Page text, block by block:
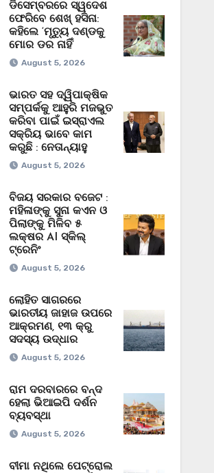
ଡିସେମ୍ବରରେ ସ୍ୱଦେଶ
ଫେରିବେ ଶେଖ୍ ହସିନା:
କହିଲେ ‘ମୃତ୍ୟୁ ଦଣ୍ଡକୁ
ମୋର ଡର ନାହିଁ’
August 5, 2026
ଭାରତ ସହ ଦ୍ୱିପାକ୍ଷିକ
ସମ୍ପର୍କକୁ ଆହୁରି ମଜଭୁତ
କରିବା ପାଇଁ ଇସ୍ରାଏଲ
ସକ୍ରିୟ ଭାବେ କାମ
କରୁଛି : ନେତାନ୍ୟାହୁ
August 5, 2026
ବିଜୟ ସରକାର ବଜେଟ :
ମହିଳାଙ୍କୁ ସୁନା କଏନ ଓ
ପିଲାଙ୍କୁ ମିଳିବ ୫
ଲକ୍ଷର AI ସ୍କିଲ୍
ଟ୍ରେନିଂ
August 5, 2026
ଲୋହିତ ସାଗରରେ
ଭାରତୀୟ ଜାହାଜ ଉପରେ
ଆକ୍ରମଣ, ୧୩ କ୍ରୁ
ସଦସ୍ୟ ଉଦ୍ଧାର
August 5, 2026
ରାମ ଦରବାରରେ ବନ୍ଦ
ହେଲା ଭିଆଇପି ଦର୍ଶନ
ବ୍ୟବସ୍ଥା
August 5, 2026
ବୀମା ନଥିଲେ ପେଟ୍ରୋଲ